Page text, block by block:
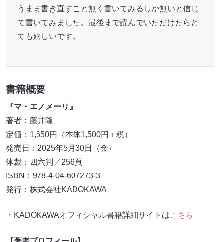
うまま書き直すこと無く書いてみるしか無いと信じ
て書いてみました。最後まで読んでいただけたらと
ても嬉しいです。
書籍概要
『マ・エノメーリ』
著者：藤井隆
定価：1,650円（本体1,500円＋税）
発売日：2025年5月30日（金）
体裁：四六判／256頁
ISBN：978-4-04-607273-3
発行：株式会社KADOKAWA
・KADOKAWAオフィシャル書籍詳細サイトはこちら